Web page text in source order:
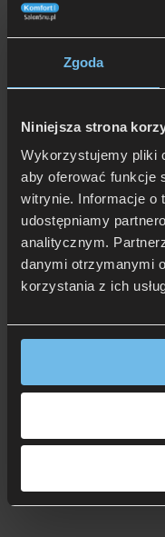
Zgoda
Niniejsza strona
Wykorzystujemy pliki
aby oferować funkcje
witrynie. Informacje o
udostępniamy
analitycznym.
danymi otrzymanymi
korzystania z ich
- Zamów
Zadzwoń i dowiedz się,